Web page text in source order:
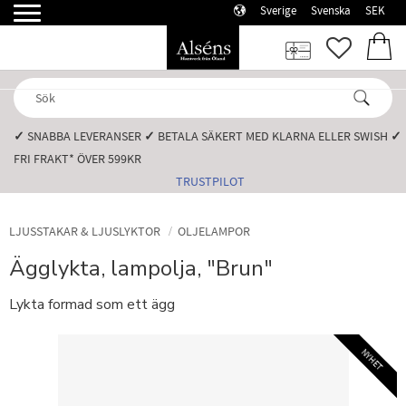
Sverige Svenska SEK
✓ SNABBA LEVERANSER️ ✓ BETALA SÄKERT MED KLARNA ELLER SWISH️ ✓
FRI FRAKT* ÖVER 599KR️
TRUSTPILOT
LJUSSTAKAR & LJUSLYKTOR OLJELAMPOR
Ägglykta, lampolja, "Brun"
Lykta formad som ett ägg
NYHET